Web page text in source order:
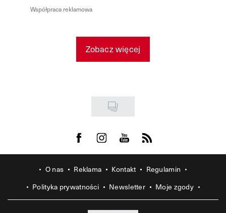
Współpraca reklamowa
Zobacz więcej
Visit us on Facebook
Visit us on Instagram
Visit us on Youtube
Visit us on Rss
O nas Reklama Kontakt
Regulamin
Polityka prywatności
Newsletter Moje zgody